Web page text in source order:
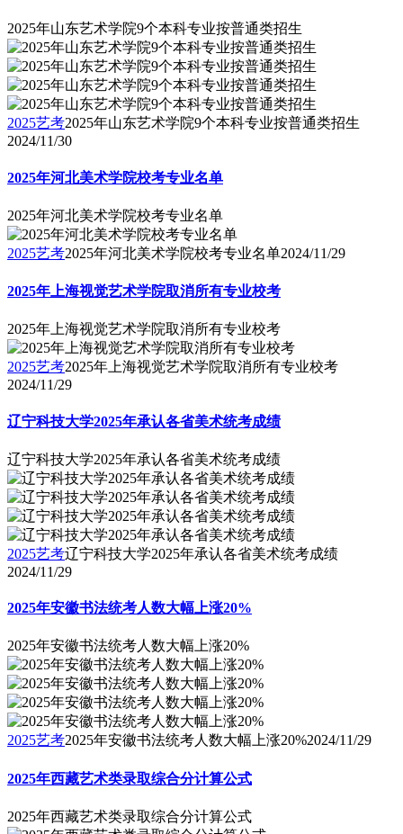
2025年山东艺术学院9个本科专业按普通类招生
2025艺考2025年山东艺术学院9个本科专业按普通类招生
2024/11/30
2025年河北美术学院校考专业名单
2025年河北美术学院校考专业名单
2025艺考2025年河北美术学院校考专业名单2024/11/29
2025年上海视觉艺术学院取消所有专业校考
2025年上海视觉艺术学院取消所有专业校考
2025艺考2025年上海视觉艺术学院取消所有专业校考
2024/11/29
辽宁科技大学2025年承认各省美术统考成绩
辽宁科技大学2025年承认各省美术统考成绩
2025艺考辽宁科技大学2025年承认各省美术统考成绩
2024/11/29
2025年安徽书法统考人数大幅上涨20%
2025年安徽书法统考人数大幅上涨20%
2025艺考2025年安徽书法统考人数大幅上涨20%2024/11/29
2025年西藏艺术类录取综合分计算公式
2025年西藏艺术类录取综合分计算公式